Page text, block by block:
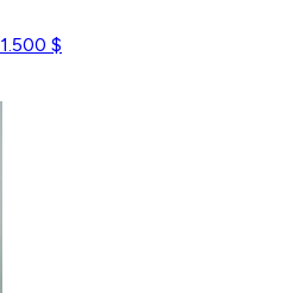
1.500 $